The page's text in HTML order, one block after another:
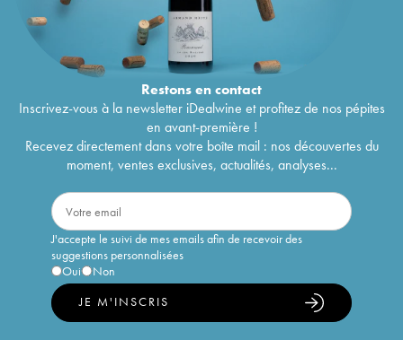
Restons encontact
Inscrivez-vous à la newsletter iDealwine et profitez de nos pépites
en avant-première !
Recevez directement dans votre boîte mail : nos découvertes du
moment, ventes exclusives, actualités, analyses...
J'accepte le suivi de mes emails afin de recevoir des
suggestions personnalisées
Oui
Non
JE M'INSCRIS